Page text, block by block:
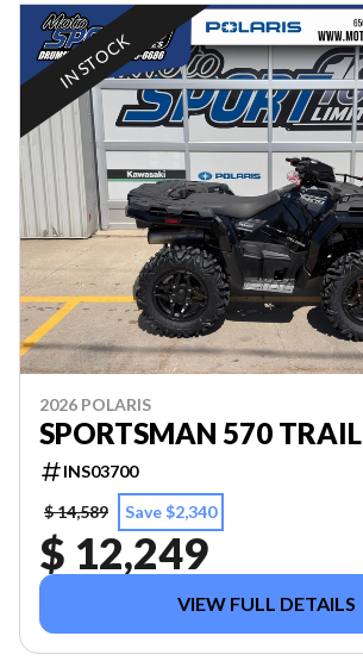
IN STOCK
2026 POLARIS
SPORTSMAN 570 TRAIL
INS03700
$ 14,589
Save $2,340
$ 12,249
VIEW FULL DETAILS